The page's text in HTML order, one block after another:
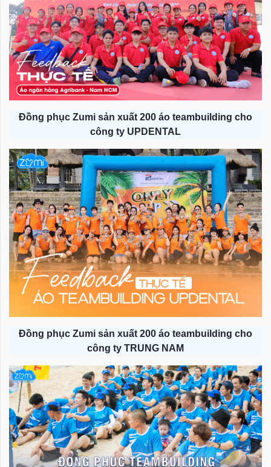
Đồng phục Zumi sản xuất 200 áo teambuilding cho
công ty UPDENTAL
Đồng phục Zumi sản xuất 200 áo teambuilding cho
công ty TRUNG NAM